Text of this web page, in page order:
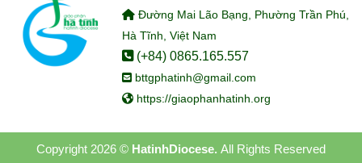
Đường Mai Lão Bạng, Phường Trần Phú,
Hà Tĩnh, Việt Nam
(+84) 0865.165.557
bttgphatinh@gmail.com
https://giaophanhatinh.org
Copyright 2026 © HatinhDiocese. All Rights Reserved